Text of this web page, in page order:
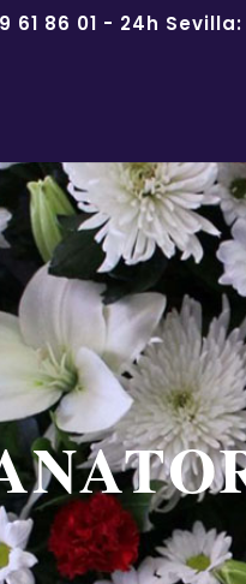
61 86 01 - 24h Sevilla: